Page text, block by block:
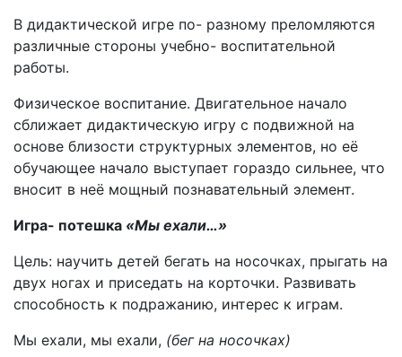
В дидактической игре по- разному преломляются
различные стороны учебно- воспитательной
работы.
Физическое воспитание. Двигательное начало
сближает дидактическую игру с подвижной на
основе близости структурных элементов, но её
обучающее начало выступает гораздо сильнее, что
вносит в неё мощный познавательный элемент.
Игра- потешка «Мы ехали…»
Цель: научить детей бегать на носочках, прыгать на
двух ногах и приседать на корточки. Развивать
способность к подражанию, интерес к играм.
Мы ехали, мы ехали, (бег на носочках)